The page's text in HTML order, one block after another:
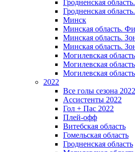
Гродненская
Гродненская
Минск
Минская область.
Минская область.
Минская область.
Могилевская
Могилевская
Могилевская
2022
Все голы сезона 2022
Ассистенты 2022
Гол + Пас 2022
Плей-офф
Витебская область
Гомельская область
Гродненская область